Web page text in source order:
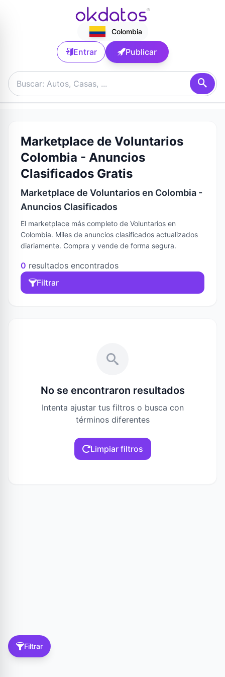
Filtrar
Colombia
Entrar Publicar
Marketplace de Voluntarios
Colombia - Anuncios
Clasificados Gratis
Marketplace de Voluntarios en Colombia -
Anuncios Clasificados
El marketplace más completo de Voluntarios en
Colombia. Miles de anuncios clasificados actualizados
diariamente. Compra y vende de forma segura.
0 resultados encontrados
Filtrar
No se encontraron resultados
Intenta ajustar tus filtros o busca con
términos diferentes
Limpiar filtros